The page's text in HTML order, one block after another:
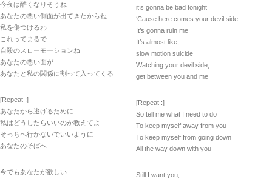
今夜は酷くなりそうね
あなたの悪い側面が出てきたからね
私を傷つけるわ
これってまるで
自殺のスローモーションね
あなたの悪い面が
あなたと私の関係に割って入ってくる
[Repeat :]
あなたから逃げるために
私はどうしたらいいのか教えてよ
そっちへ行かないでいいように
あなたのそばへ
今でもあなたが欲しい
it’s gonna be bad tonight
‘Cause here comes your devil side
It’s gonna ruin me
It’s almost like,
slow motion suicide
Watching your devil side,
get between you and me
[Repeat :]
So tell me what I need to do
To keep myself away from you
To keep myself from going down
All the way down with you
Still I want you,